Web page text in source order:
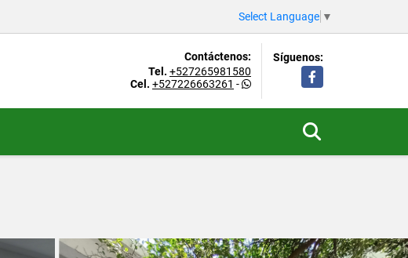
Select Language ▼
Contáctenos:
Tel. +527265981580
Cel. +527226663261 -
Síguenos:
Facebook